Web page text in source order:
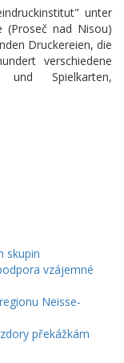
unter
(Proseč nad Nisou)
Druckereien, die
verschiedene
und Spielkarten,
skupin
vzájemné
Neisse-
překážkám